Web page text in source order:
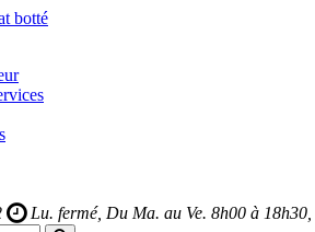
Lu. fermé, Du Ma. au Ve. 8h00 à 18h30,